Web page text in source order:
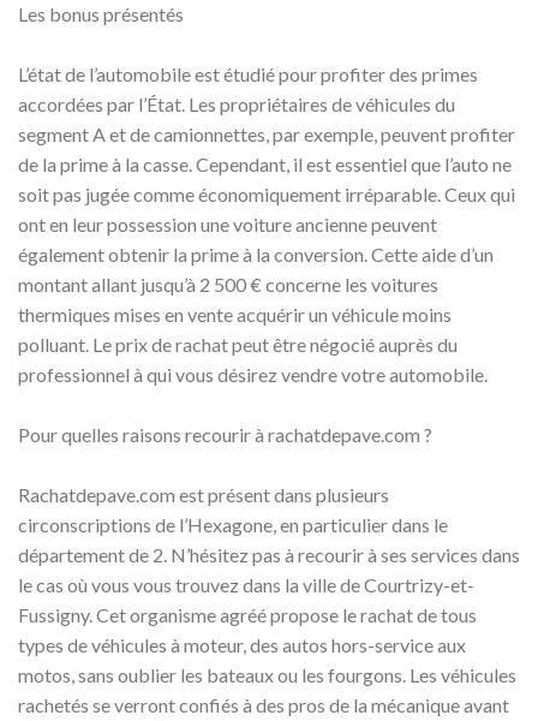
Les bonus présentés
L’état de l’automobile est étudié pour profiter des primes
accordées par l’État. Les propriétaires de véhicules du
segment A et de camionnettes, par exemple, peuvent profiter
de la prime à la casse. Cependant, il est essentiel que l’auto ne
soit pas jugée comme économiquement irréparable. Ceux qui
ont en leur possession une voiture ancienne peuvent
également obtenir la prime à la conversion. Cette aide d’un
montant allant jusqu’à 2 500 € concerne les voitures
thermiques mises en vente acquérir un véhicule moins
polluant. Le prix de rachat peut être négocié auprès du
professionnel à qui vous désirez vendre votre automobile.
Pour quelles raisons recourir à rachatdepave.com ?
Rachatdepave.com est présent dans plusieurs
circonscriptions de l’Hexagone, en particulier dans le
département de 2. N’hésitez pas à recourir à ses services dans
le cas où vous vous trouvez dans la ville de Courtrizy-et-
Fussigny. Cet organisme agréé propose le rachat de tous
types de véhicules à moteur, des autos hors-service aux
motos, sans oublier les bateaux ou les fourgons. Les véhicules
rachetés se verront confiés à des pros de la mécanique avant